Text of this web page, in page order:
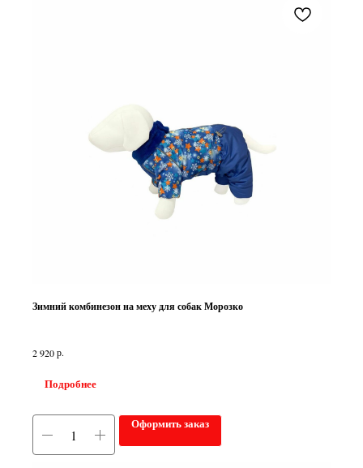
Зимний комбинезон на меху для собак Морозко
2 920р.
Подробнее
Оформить заказ